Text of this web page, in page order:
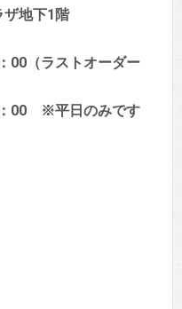
地下1階
ラストオーダー
00 ※平日のみです